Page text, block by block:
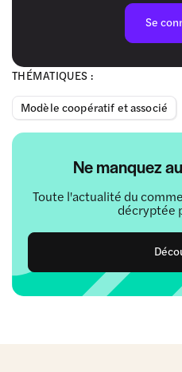
THÉMATIQUES :
Modèle coopératif et associé
Ne manquez
Toute l'actualité du
décryptée
Se